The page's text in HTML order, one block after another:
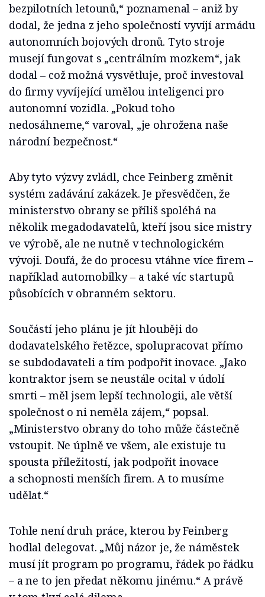
bezpilotních letounů,“ poznamenal – aniž by
dodal, že jedna z jeho společností vyvíjí armádu
autonomních bojových dronů. Tyto stroje
musejí fungovat s „centrálním mozkem“, jak
dodal – což možná vysvětluje, proč investoval
do firmy vyvíjející umělou inteligenci pro
autonomní vozidla. „Pokud toho
nedosáhneme,“ varoval, „je ohrožena naše
národní bezpečnost.“
Aby tyto výzvy zvládl, chce Feinberg změnit
systém zadávání zakázek. Je přesvědčen, že
ministerstvo obrany se příliš spoléhá na
několik megadodavatelů, kteří jsou sice mistry
ve výrobě, ale ne nutně v technologickém
vývoji. Doufá, že do procesu vtáhne více firem –
například automobilky – a také víc startupů
působících v obranném sektoru.
Součástí jeho plánu je jít hlouběji do
dodavatelského řetězce, spolupracovat přímo
se subdodavateli a tím podpořit inovace. „Jako
kontraktor jsem se neustále ocital v údolí
smrti – měl jsem lepší technologii, ale větší
společnost o ni neměla zájem,“ popsal.
„Ministerstvo obrany do toho může částečně
vstoupit. Ne úplně ve všem, ale existuje tu
spousta příležitostí, jak podpořit inovace
a schopnosti menších firem. A to musíme
udělat.“
Tohle není druh práce, kterou by Feinberg
hodlal delegovat. „Můj názor je, že náměstek
musí jít program po programu, řádek po řádku
– a ne to jen předat někomu jinému.“ A právě